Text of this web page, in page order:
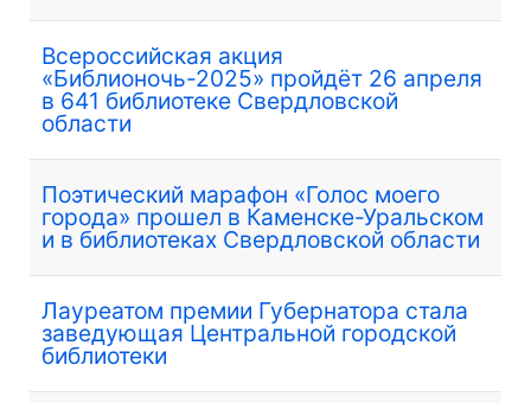
Всероссийская акция
«Библионочь-2025» пройдёт 26 апреля
в 641 библиотеке Свердловской
области
Поэтический марафон «Голос моего
города» прошел в Каменске-Уральском
и в библиотеках Свердловской области
Лауреатом премии Губернатора стала
заведующая Центральной городской
библиотеки